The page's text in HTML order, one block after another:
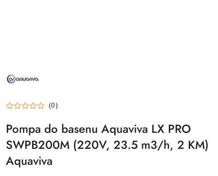
AQUAVIVA
(0)
Pompa do basenu Aquaviva LX PRO
SWPB200M (220V, 23.5 m3/h, 2 KM)
Aquaviva